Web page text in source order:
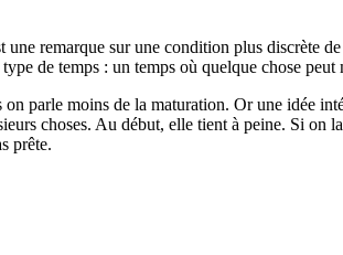
remarque sur une condition plus discrète
de temps : un temps où quelque chose peut
parle moins de la maturation. Or une idée
choses. Au début, elle tient à peine. Si on
prête.